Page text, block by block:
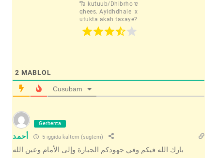
Ta kutuub/Dhibrho e
qhees. Ayidhdhale  x
utukta akah taxaye?
2 MABLOL
Cusubam
Gerhenta
أحمد 5 iggida kaltem (sugtem)
بارك الله فيكم وفي جهودكم الجبارة وإلى الأمام وعين الله